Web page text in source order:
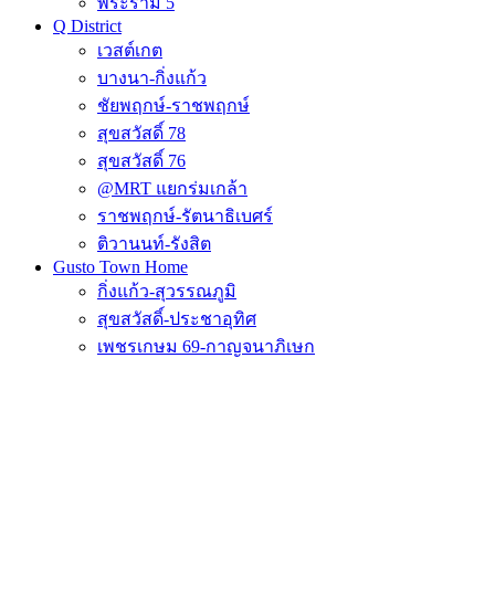
Q District
เวสต์เกต
บางนา-กิ่งแก้ว
ชัยพฤกษ์-ราชพฤกษ์
สุขสวัสดิ์ 78
สุขสวัสดิ์ 76
@MRT แยกร่มเกล้า
ราชพฤกษ์-รัตนาธิเบศร์
ติวานนท์-รังสิต
Gusto Town Home
กิ่งแก้ว-สุวรรณภูมิ
สุขสวัสดิ์-ประชาอุทิศ
เพชรเกษม 69-กาญจนาภิเษก